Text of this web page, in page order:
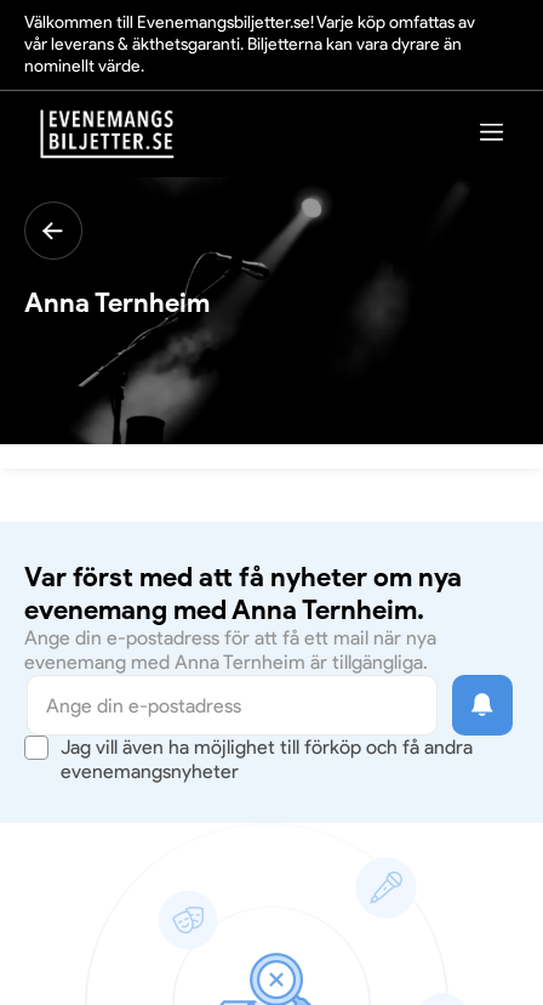
Välkommen till Evenemangsbiljetter.se! Varje köp omfattas av
vår leverans & äkthetsgaranti. Biljetterna kan vara dyrare än
nominellt värde.
Anna Ternheim
Var först med att få nyheter om nya
evenemang med Anna Ternheim.
Ange din e-postadress för att få ett mail när nya
evenemang med Anna Ternheim är tillgängliga.
Jag vill även ha möjlighet till förköp och få andra
evenemangsnyheter